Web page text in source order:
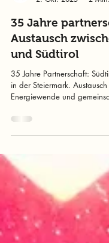
murtalinfo
2. Okt. 2025
2
35 Jahre
Austausch
35 Jahre Partnerschaft:
in der Steiermark.
Energiewende und